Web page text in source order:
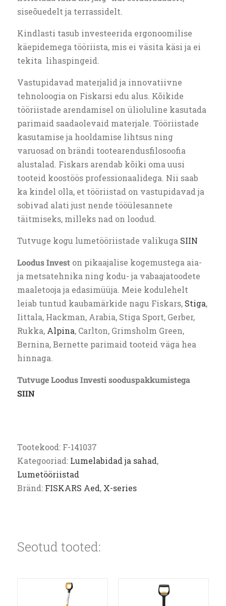
siseõuedelt ja terrassidelt.
Kindlasti tasub investeerida ergonoomilise
käepidemega tööriista, mis ei väsita käsi ja ei
tekita lihaspingeid.
Vastupidavad materjalid ja innovatiivne
tehnoloogia on Fiskarsi edu alus. Kõikide
tööriistade arendamisel on ülioluline kasutada
parimaid saadaolevaid materjale. Tööriistade
kasutamise ja hooldamise lihtsus ning
varuosad on brändi tootearendusfilosoofia
alustalad. Fiskars arendab kõiki oma uusi
tooteid koostöös professionaalidega. Nii saab
ka kindel olla, et tööriistad on vastupidavad ja
sobivad alati just nende tööülesannete
täitmiseks, milleks nad on loodud.
Tutvuge kogu lumetööriistade valikuga SIIN
Loodus Investon pikaajalise kogemustega aia-
ja metsatehnika ning kodu- ja vabaajatoodete
maaletooja ja edasimüüja. Meie kodulehelt
leiab tuntud kaubamärkide nagu Fiskars, Stiga,
Iittala, Hackman, Arabia, Stiga Sport, Gerber,
Rukka, Alpina, Carlton, Grimsholm Green,
Bernina, Bernette parimaid tooteid väga hea
hinnaga.
Tutvuge Loodus Investi sooduspakkumistega
SIIN
Tootekood: F-141037
Kategooriad: Lumelabidad ja sahad,
Lumetööriistad
Bränd: FISKARS Aed, X-series
Seotud tooted: